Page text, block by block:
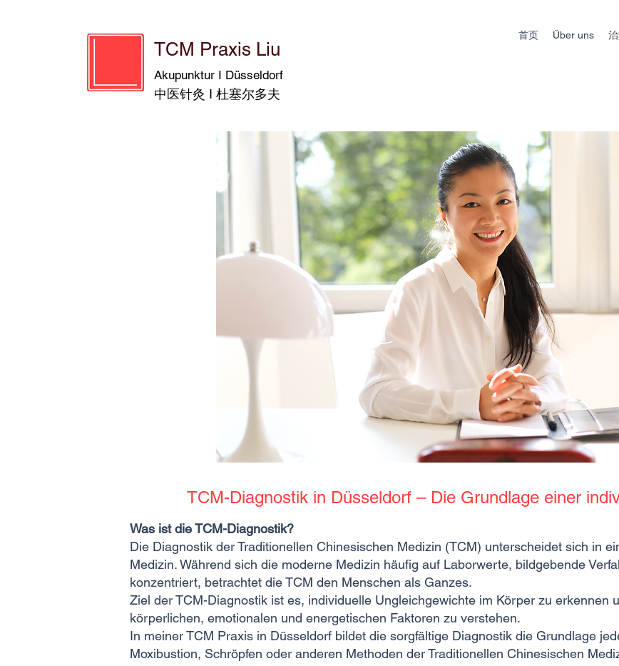
TCM Praxis Liu
Akupunktur I Düsseldorf
中医针灸 I 杜塞尔多夫
首页 Über uns
TCM-Diagnostik in Düsseldorf – Die Grundlage einer
Was ist die TCM-Diagnostik?
Die Diagnostik der Traditionellen Chinesischen Medizin (TCM) unterscheidet sich in
Medizin. Während sich die moderne Medizin häufig auf Laborwerte, bildgebende
konzentriert, betrachtet die TCM den Menschen als Ganzes.
Ziel der TCM-Diagnostik ist es, individuelle Ungleichgewichte im Körper zu erkennen
körperlichen, emotionalen und energetischen Faktoren zu verstehen.
In meiner TCM Praxis in Düsseldorf bildet die sorgfältige Diagnostik die Grundlage
Moxibustion, Schröpfen oder anderen Methoden der Traditionellen Chinesischen